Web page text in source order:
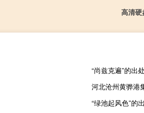
高清
“尚兹克遍”的出
河北沧州黄骅港
“绿池起风色”的